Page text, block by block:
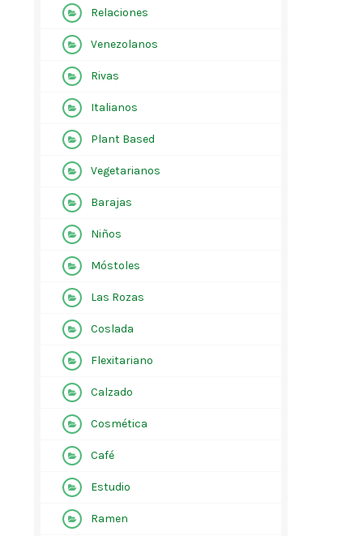
Relaciones
Venezolanos
Rivas
Italianos
Plant Based
Vegetarianos
Barajas
Niños
Móstoles
Las Rozas
Coslada
Flexitariano
Calzado
Cosmética
Café
Estudio
Ramen